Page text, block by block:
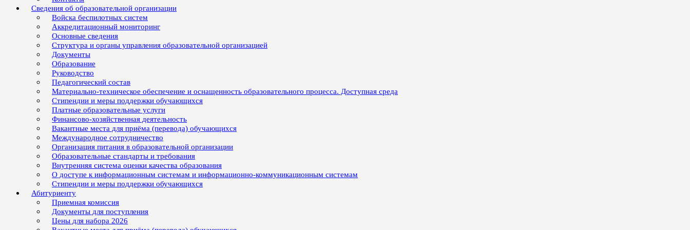
Сведения об образовательной организации
Войска беспилотных систем
Аккредитационный мониторинг
Основные сведения
Структура и органы управления образовательной организацией
Документы
Образование
Руководство
Педагогический состав
Материально-техническое обеспечение и оснащенность образовательного процесса. Доступная среда
Стипендии и меры поддержки обучающихся
Платные образовательные услуги
Финансово-хозяйственная деятельность
Вакантные места для приёма (перевода) обучающихся
Международное сотрудничество
Организация питания в образовательной организации
Образовательные стандарты и требования
Внутренняя система оценки качества образования
О доступе к информационным системам и информационно-коммуникационным системам
Стипендии и меры поддержки обучающихся
Абитуриенту
Приемная комиссия
Документы для поступления
Цены для набора 2026